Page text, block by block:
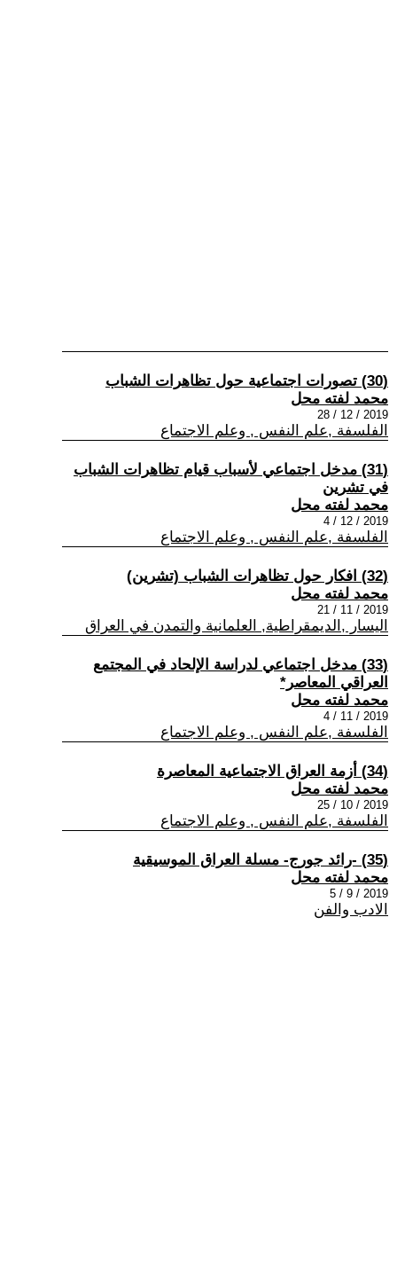
(30) تصورات اجتماعية حول تظاهرات الشباب
محمد لفته محل
2019 / 12 / 28
الفلسفة ,علم النفس , وعلم الاجتماع
(31) مدخل اجتماعي لأسباب قيام تظاهرات الشباب
في تشرين
محمد لفته محل
2019 / 12 / 4
الفلسفة ,علم النفس , وعلم الاجتماع
(32) افكار حول تظاهرات الشباب (تشرين)
محمد لفته محل
2019 / 11 / 21
اليسار ,الديمقراطية, العلمانية والتمدن في العراق
(33) مدخل اجتماعي لدراسة الإلحاد في المجتمع
العراقي المعاصر*
محمد لفته محل
2019 / 11 / 4
الفلسفة ,علم النفس , وعلم الاجتماع
(34) أزمة العراق الاجتماعية المعاصرة
محمد لفته محل
2019 / 10 / 25
الفلسفة ,علم النفس , وعلم الاجتماع
(35) -رائد جورج- مسلة العراق الموسيقية
محمد لفته محل
2019 / 9 / 5
الادب والفن